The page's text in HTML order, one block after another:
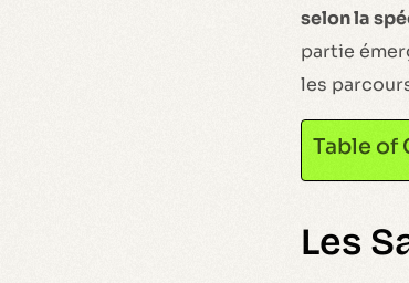
selon la
partie
les
Table of
Les